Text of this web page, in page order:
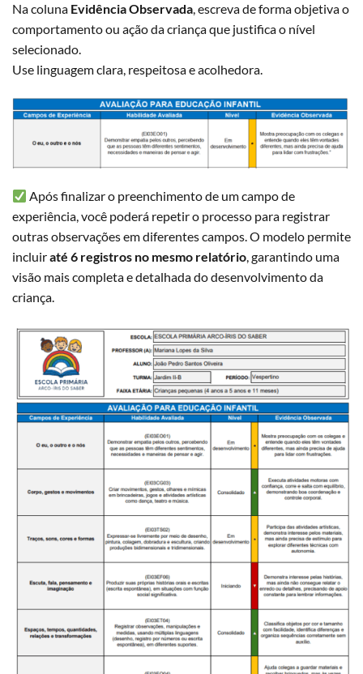
Na coluna Evidência Observada, escreva de forma objetiva o
comportamento ou ação da criança que justifica o nível
selecionado.
Use linguagem clara, respeitosa e acolhedora.
Após finalizar o preenchimento de um campo de
experiência, você poderá repetir o processo para registrar
outras observações em diferentes campos. O modelo permite
incluiraté 6 registros no mesmo relatório, garantindo uma
visão mais completa e detalhada do desenvolvimento da
criança.